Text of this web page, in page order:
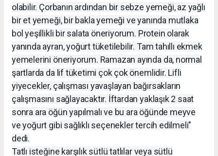
olabilir. Çorbanın ardından bir sebze yemeği, az yağlı
bir et yemeği, bir bakla yemeği ve yanında mutlaka
bol yeşillikli bir salata öneriyorum. Protein olarak
yanında ayran, yoğurt tüketilebilir. Tam tahıllı ekmek
yemelerini öneriyorum. Ramazan ayında da, normal
şartlarda da lif tüketimi çok çok önemlidir. Lifli
yiyecekler, çalışması yavaşlayan bağırsakların
çalışmasını sağlayacaktır. İftardan yaklaşık 2 saat
sonra ara öğün yapılmalı ve bu ara öğünde meyve
ve yoğurt gibi sağlıklı seçenekler tercih edilmeli"
dedi.
Tatlı isteğine karşılık sütlü tatlılar veya sütlü